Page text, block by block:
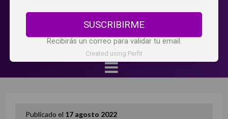
Publicado el 17 agosto 2022
SUSCRIBIRME
Recibirás un correo para validar tu email.
Created using Perfit